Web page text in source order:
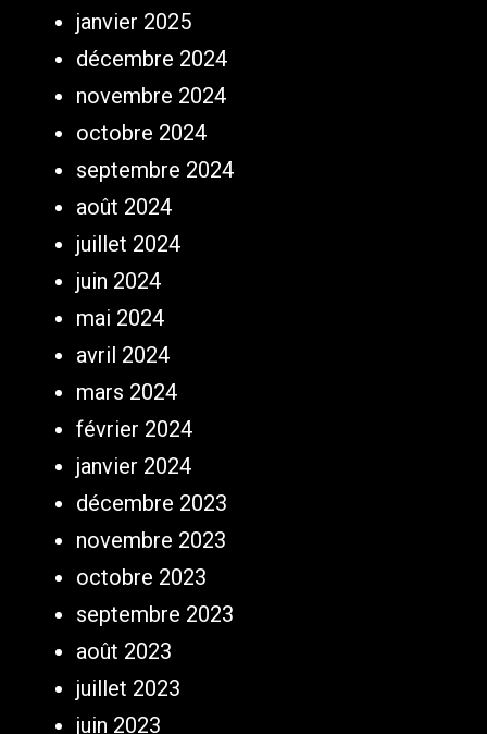
janvier 2025
décembre 2024
novembre 2024
octobre 2024
septembre 2024
août 2024
juillet 2024
juin 2024
mai 2024
avril 2024
mars 2024
février 2024
janvier 2024
décembre 2023
novembre 2023
octobre 2023
septembre 2023
août 2023
juillet 2023
juin 2023